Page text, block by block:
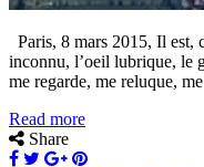
Paris, 8 mars 2015, Il est,
inconnu, l’oeil lubrique, le
me regarde, me reluque,
Read more
Share